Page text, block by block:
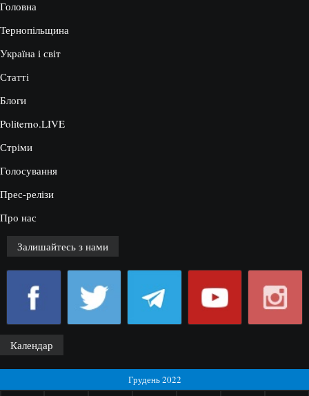
Головна
Тернопільщина
Україна і світ
Статті
Блоги
Politerno.LIVE
Стріми
Голосування
Прес-релізи
Про нас
Залишайтесь з нами
Календар
Грудень 2022